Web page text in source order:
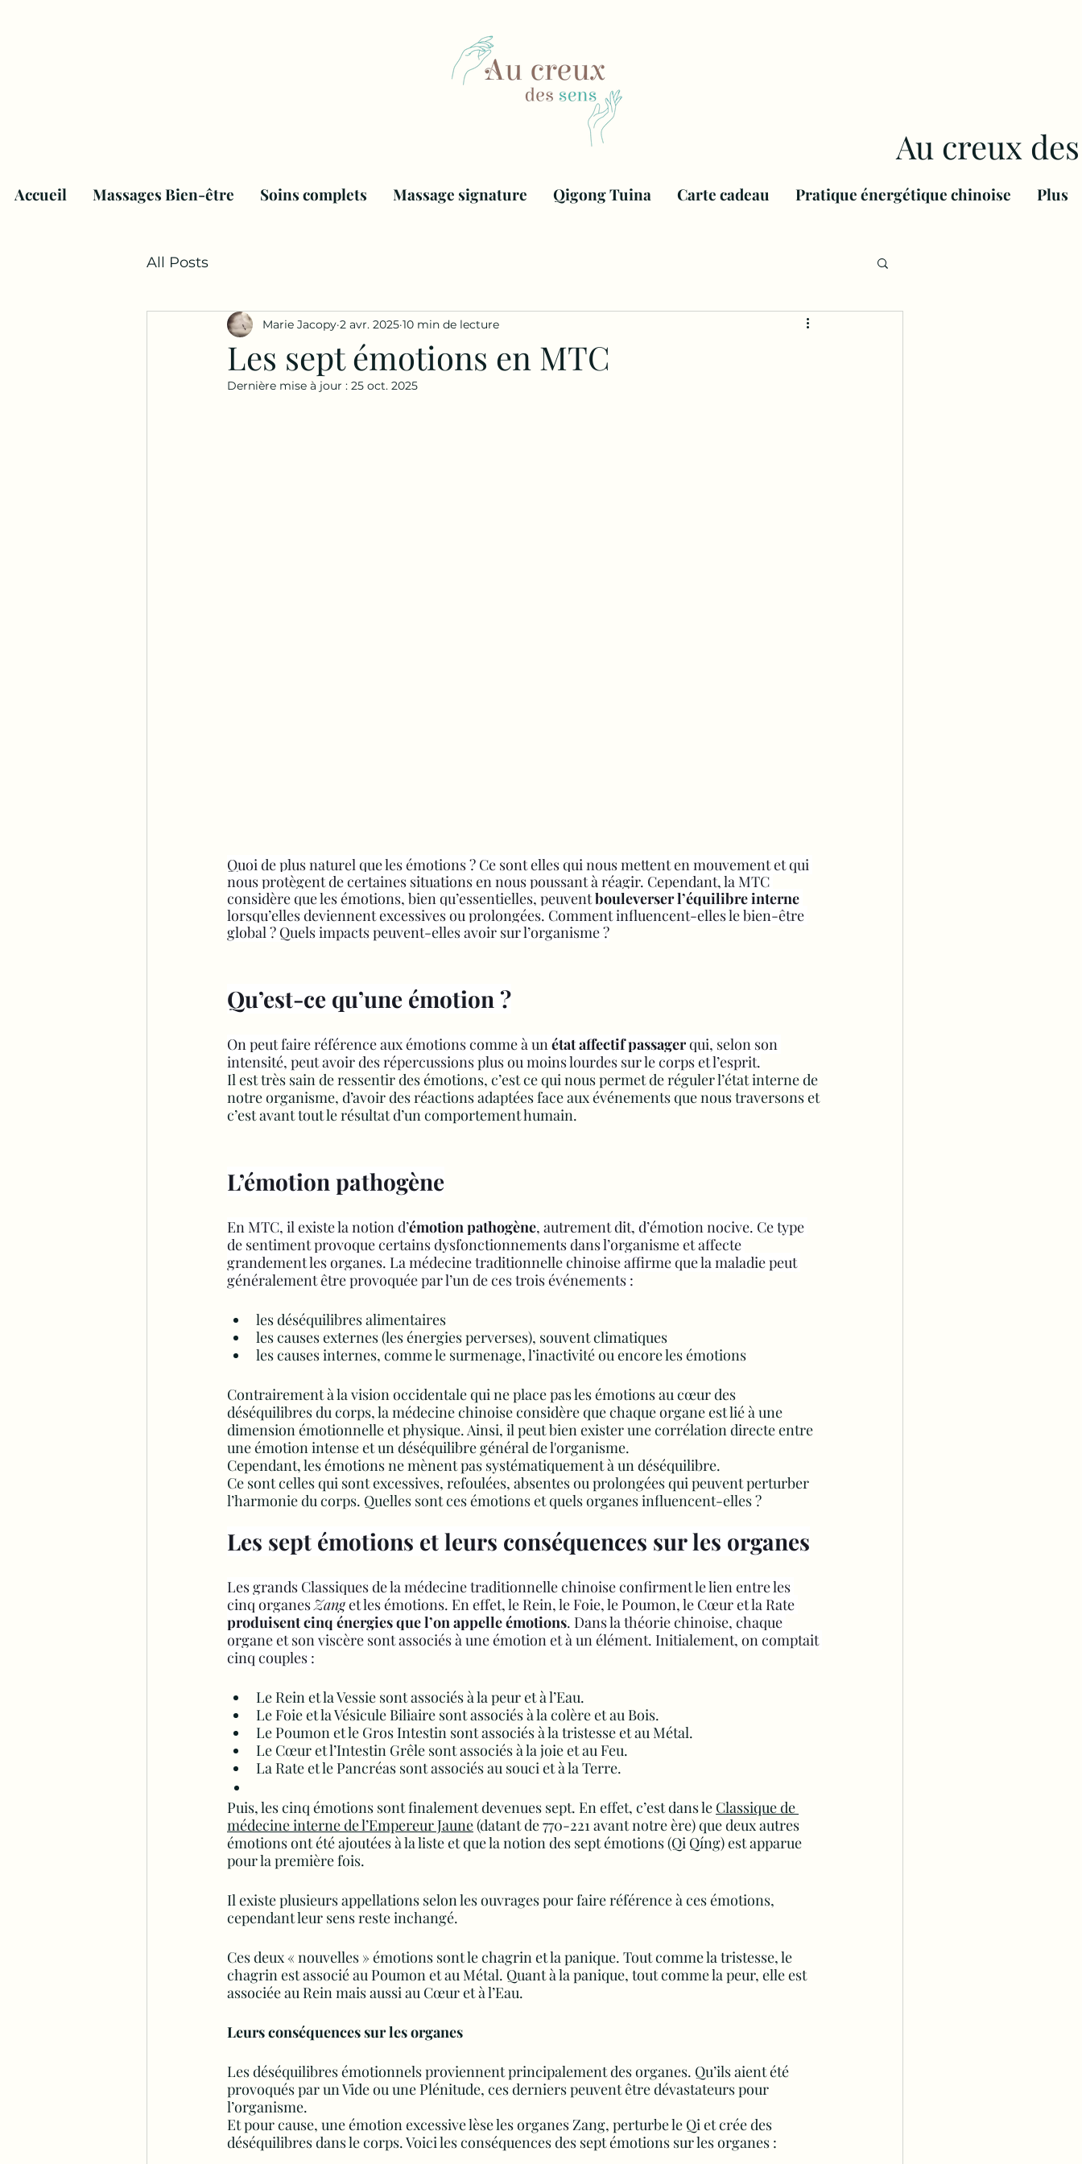
Accueil Massages Bien-être Soins complets Massage signature Qigong Tuina Carte cadeau Pratique énergétique chinoise Plus
All Posts
Les sept émotions en MTC
Marie Jacopy 2 avr. 2025 10 min de lecture
Dernière mise à jour : 25 oct. 2025
Quoi de plus naturel que les émotions ? Ce sont elles qui nous mettent en mouvement et qui
nous protègent de certaines situations en nous poussant à réagir. Cependant, la MTC
considère que les émotions, bien qu’essentielles, peuvent bouleverser l’équilibre interne
lorsqu’elles deviennent excessives ou prolongées. Comment influencent-elles le bien-être
global ? Quels impacts peuvent-elles avoir sur l’organisme ?
Qu’est-ce qu’une émotion ?
On peut faire référence aux émotions comme à un état affectif passager qui, selon son
intensité, peut avoir des répercussions plus ou moins lourdes sur le corps et l’esprit.
Il est très sain de ressentir des émotions, c’est ce qui nous permet de réguler l’état interne de
notre organisme, d’avoir des réactions adaptées face aux événements que nous traversons et
c’est avant tout le résultat d’un comportement humain.
L’émotion pathogène
En MTC, il existe la notion d’émotion pathogène, autrement dit, d’émotion nocive. Ce type
de sentiment provoque certains dysfonctionnements dans l’organisme et affecte
grandement les organes. La médecine traditionnelle chinoise affirme que la maladie peut
généralement être provoquée par l’un de ces trois événements :
les déséquilibres alimentaires
les causes externes (les énergies perverses), souvent climatiques
les causes internes, comme le surmenage, l’inactivité ou encore les émotions
Contrairement à la vision occidentale qui ne place pas les émotions au cœur des
déséquilibres du corps, la médecine chinoise considère que chaque organe est lié à une
dimension émotionnelle et physique. Ainsi, il peut bien exister une corrélation directe entre
une émotion intense et un déséquilibre général de l'organisme.
Cependant, les émotions ne mènent pas systématiquement à un déséquilibre.
Ce sont celles qui sont excessives, refoulées, absentes ou prolongées qui peuvent perturber
l’harmonie du corps. Quelles sont ces émotions et quels organes influencent-elles ?
Les sept émotions et leurs conséquences sur les organes
Les grands Classiques de la médecine traditionnelle chinoise confirment le lien entre les
cinq organes Zang et les émotions. En effet, le Rein, le Foie, le Poumon, le Cœur et la Rate
produisent cinq énergies que l’on appelle émotions. Dans la théorie chinoise, chaque
organe et son viscère sont associés à une émotion et à un élément. Initialement, on comptait
cinq couples :
Le Rein et la Vessie sont associés à la peur et à l’Eau.
Le Foie et la Vésicule Biliaire sont associés à la colère et au Bois.
Le Poumon et le Gros Intestin sont associés à la tristesse et au Métal.
Le Cœur et l’Intestin Grêle sont associés à la joie et au Feu.
La Rate et le Pancréas sont associés au souci et à la Terre.
Puis, les cinq émotions sont finalement devenues sept. En effet, c’est dans le Classique de
médecine interne de l’Empereur Jaune (datant de 770-221 avant notre ère) que deux autres
émotions ont été ajoutées à la liste et que la notion des sept émotions (Qi Qíng) est apparue
pour la première fois.
Il existe plusieurs appellations selon les ouvrages pour faire référence à ces émotions,
cependant leur sens reste inchangé.
Ces deux « nouvelles » émotions sont le chagrin et la panique. Tout comme la tristesse, le
chagrin est associé au Poumon et au Métal. Quant à la panique, tout comme la peur, elle est
associée au Rein mais aussi au Cœur et à l’Eau.
Leurs conséquences sur les organes
Les déséquilibres émotionnels proviennent principalement des organes. Qu’ils aient été
provoqués par un Vide ou une Plénitude, ces derniers peuvent être dévastateurs pour
l’organisme.
Et pour cause, une émotion excessive lèse les organes Zang, perturbe le Qi et crée des
déséquilibres dans le corps. Voici les conséquences des sept émotions sur les organes :
Au creux